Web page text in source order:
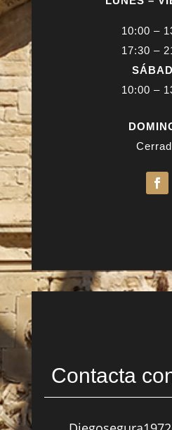
10:00 –
17:30 –
10:00 –
Contacta